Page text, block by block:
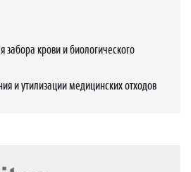
забора крови и биологического
и утилизации медицинских отходов